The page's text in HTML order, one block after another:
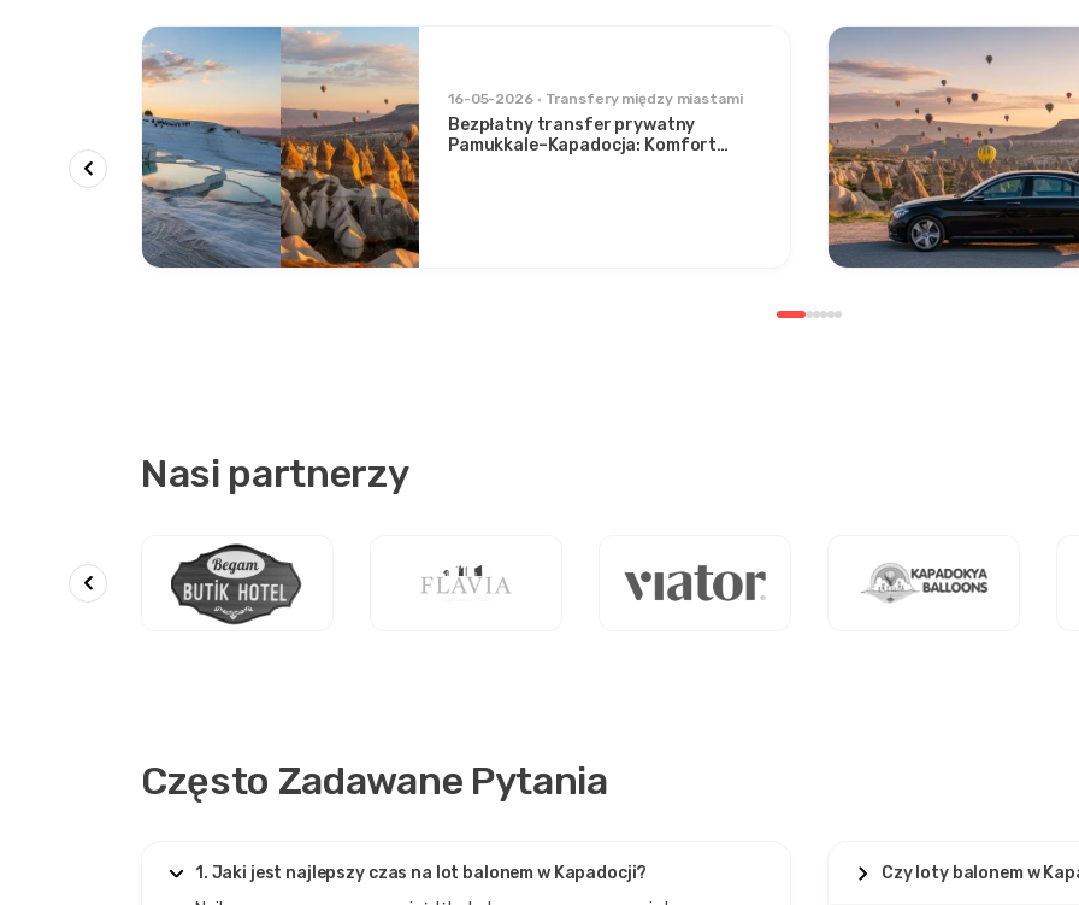
16-05-2026 Transfery między miastami
Bezpłatny transfer prywatny
Pamukkale–Kapadocja: Komfort
Nasi partnerzy
Często Zadawane Pytania
1. Jaki jest najlepszy czas na lot balonem w Kapadocji?
Czy loty balonem w